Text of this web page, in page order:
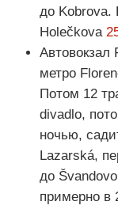
до Kobrova.
Holečkova
Автовокзал
метро
Потом 12
divadlo,
ночью,
Lazarská,
до
примерно в